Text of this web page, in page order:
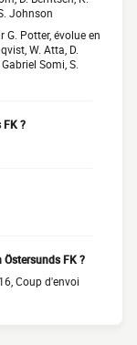
Johnson
G. Potter, évolue en
W. Atta, D.
Somi, S.
?
FK ?
Coup d'envoi